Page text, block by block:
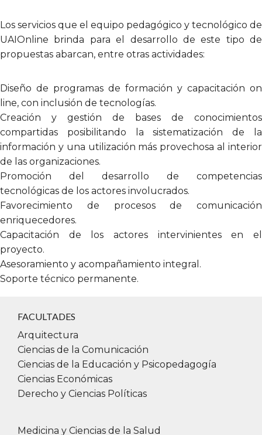
Los servicios que el equipo pedagógico y tecnológico de
UAIOnline brinda para el desarrollo de este tipo de
propuestas abarcan, entre otras actividades:
Diseño de programas de formación y capacitación on
line, con inclusión de tecnologías.
Creación y gestión de bases de conocimientos
compartidas posibilitando la sistematización de la
información y una utilización más provechosa al interior
de las organizaciones.
Promoción del desarrollo de competencias
tecnológicas de los actores involucrados.
Favorecimiento de procesos de comunicación
enriquecedores.
Capacitación de los actores intervinientes en el
proyecto.
Asesoramiento y acompañamiento integral.
Soporte técnico permanente.
FACULTADES
Arquitectura
Ciencias de la Comunicación
Ciencias de la Educación y Psicopedagogía
Ciencias Económicas
Derecho y Ciencias Políticas
Medicina y Ciencias de la Salud